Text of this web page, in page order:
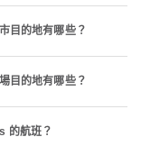
目的地有哪些？
目的地有哪些？
的航班？